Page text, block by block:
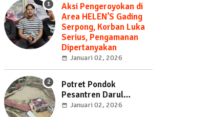
Aksi Pengeroyokan di
Area HELEN’S Gading
Serpong, Korban Luka
Serius, Pengamanan
Dipertanyakan
Januari 02, 2026
Potret Pondok
Pesantren Darul
Mukhlisin Terkini!
Januari 02, 2026